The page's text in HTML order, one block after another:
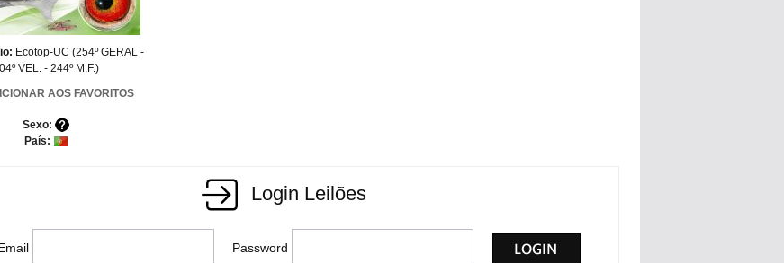
Ecotop-UC (254º GERAL -
VEL. - 244º M.F.)
AOS FAVORITOS
Sexo:
País:
Login Leilões
Password